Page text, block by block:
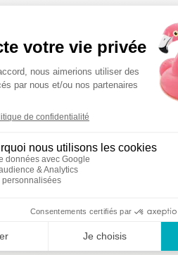
Un service en France